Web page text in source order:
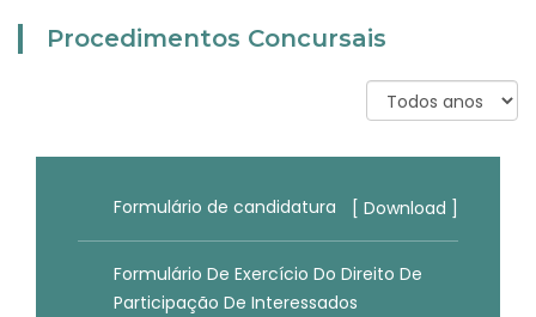
Procedimentos Concursais
Formulário de candidatura [ Download ]
Formulário De Exercício Do Direito De
Participação De Interessados